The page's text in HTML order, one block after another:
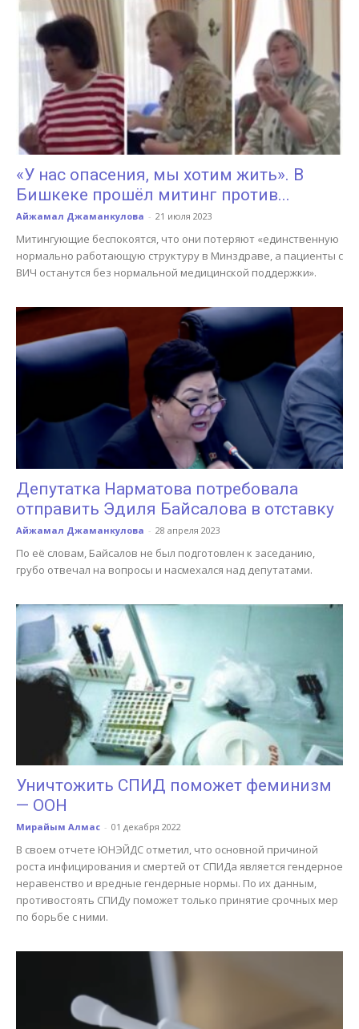
«У нас опасения, мы хотим жить». В
Бишкеке прошёл митинг против...
Айжамал Джаманкулова - 21 июля 2023
Митингующие беспокоятся, что они потеряют «единственную
нормально работающую структуру в Минздраве, а пациенты с
ВИЧ останутся без нормальной медицинской поддержки».
Депутатка Нарматова потребовала
отправить Эдиля Байсалова в отставку
Айжамал Джаманкулова - 28 апреля 2023
По её словам, Байсалов не был подготовлен к заседанию,
грубо отвечал на вопросы и насмехался над депутатами.
Уничтожить СПИД поможет феминизм
— ООН
Мирайым Алмас - 01 декабря 2022
В своем отчете ЮНЭЙДС отметил, что основной причиной
роста инфицирования и смертей от СПИДа является гендерное
неравенство и вредные гендерные нормы. По их данным,
противостоять СПИДу поможет только принятие срочных мер
по борьбе с ними.